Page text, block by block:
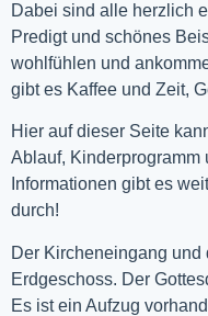
Dabei sind alle herzlich
Predigt und schönes
wohlfühlen und
gibt es Kaffee und Zeit,
Hier auf dieser Seite
Ablauf, Kinderprogramm
Informationen gibt es
durch!
Der Kircheneingang
Erdgeschoss. Der
Es ist ein Aufzug